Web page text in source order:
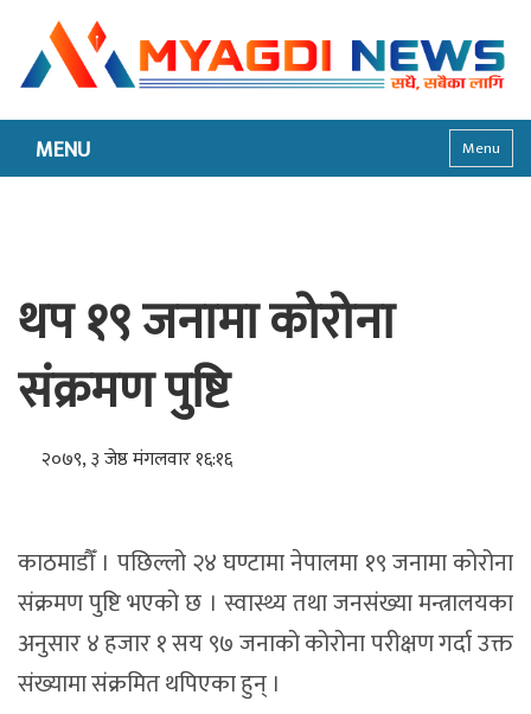
MENU Menu
थप १९ जनामा कोरोना
संक्रमण पुष्टि
२०७९, ३ जेष्ठ मंगलवार १६:१६
काठमाडौँ । पछिल्लो २४ घण्टामा नेपालमा १९ जनामा कोरोना
संक्रमण पुष्टि भएको छ । स्वास्थ्य तथा जनसंख्या मन्त्रालयका
अनुसार ४ हजार १ सय ९७ जनाको कोरोना परीक्षण गर्दा उक्त
संख्यामा संक्रमित थपिएका हुन् ।